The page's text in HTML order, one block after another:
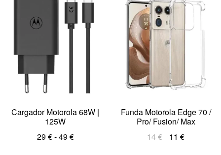
Cargador Motorola 68W |
125W
29€-49€
Funda Motorola Edge 70 /
Pro/ Fusion/ Max
14€ 11 €